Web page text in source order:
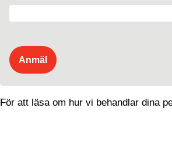
För att läsa om hur vi behandlar dina